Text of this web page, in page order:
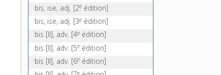
bis, ise, adj. [2e édition]
bis, ise, adj. [3e édition]
bis [II], adv. [4e édition]
bis [II], adv. [5e édition]
bis [II], adv. [6e édition]
e